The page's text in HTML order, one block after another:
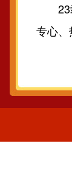
23载
专心、